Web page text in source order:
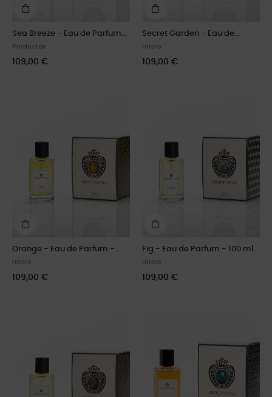
Sea Breeze - Eau de Parfum...
Productos
109,00 €
Secret Garden - Eau de...
Inicio
109,00 €
Orange - Eau de Parfum -...
Inicio
109,00 €
Fig - Eau de Parfum - 100 ml.
Inicio
109,00 €